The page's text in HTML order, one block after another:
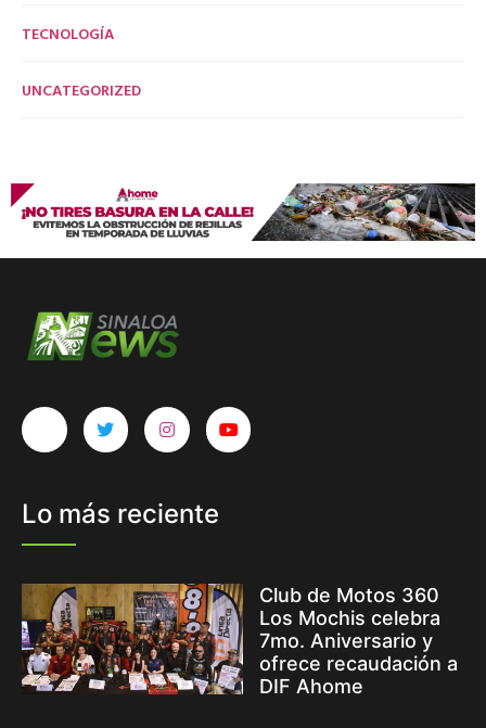
TECNOLOGÍA
UNCATEGORIZED
Lo más reciente
Club de Motos 360
Los Mochis celebra
7mo. Aniversario y
ofrece recaudación a
DIF Ahome